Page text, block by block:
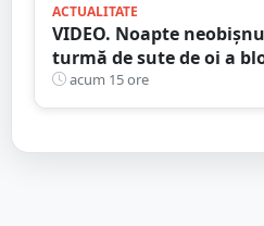
ACTUALITATE
VIDEO. Noapte
turmă de sute de oi a
Gest de apreciat al
acum 15 ore